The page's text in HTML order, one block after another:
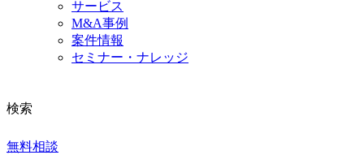
サービス
M&A事例
案件情報
セミナー・ナレッジ
検索
無料相談